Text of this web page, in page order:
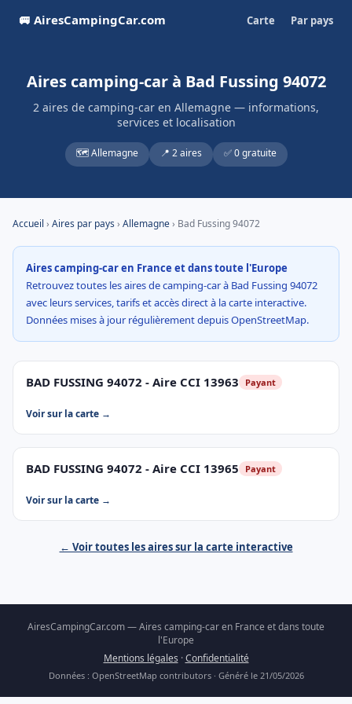
🚐 AiresCampingCar.com Carte Par pays
Aires camping-car à Bad Fussing 94072
2 aires de camping-car en Allemagne — informations,
services et localisation
🗺️ Allemagne 📍 2 aires ✅ 0 gratuite
Accueil › Aires par pays› Allemagne› Bad Fussing 94072
Aires camping-car en France et dans toute l'Europe
Retrouvez toutes les aires de camping-car à Bad Fussing 94072
avec leurs services, tarifs et accès direct à la carte interactive.
Données mises à jour régulièrement depuis OpenStreetMap.
BAD FUSSING 94072 - Aire CCI 13963 Payant
Voir sur la carte →
BAD FUSSING 94072 - Aire CCI 13965 Payant
Voir sur la carte →
← Voir toutes les aires sur la carte interactive
AiresCampingCar.com — Aires camping-car en France et dans toute
l'Europe
Mentions légales ·Confidentialité
Données : OpenStreetMap contributors · Généré le 21/05/2026